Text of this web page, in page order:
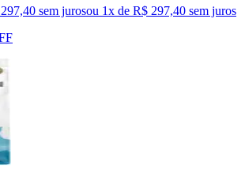
sem jurosou 1x de R$ 297,40 sem juros